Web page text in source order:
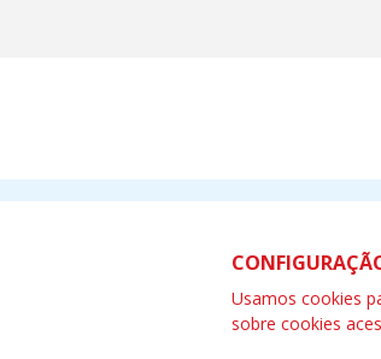
CNM -
Rua Dr
Telefone
Usamos cookies
sobre cookies